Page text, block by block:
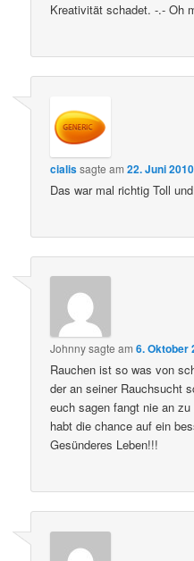
Kreativität schadet. -.- Oh
cialissagte am22. Juni
Das war mal richtig Toll
Johnnysagte am6. Oktober
Rauchen ist so was von
der an seiner Rauchsucht
euch sagen fangt nie an
habt die chance auf ein
Gesünderes Leben!!!